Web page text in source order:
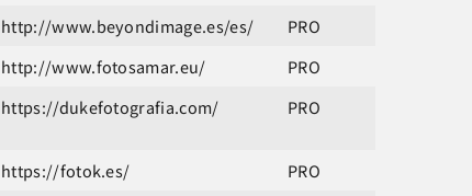
http://www.beyondimage.es/es/
PRO
http://www.fotosamar.eu/
PRO
https://dukefotografia.com/ PRO
https://fotok.es/
PRO